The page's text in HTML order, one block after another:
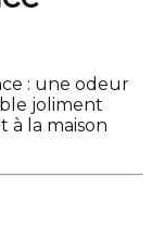
: une odeur
joliment
à la maison